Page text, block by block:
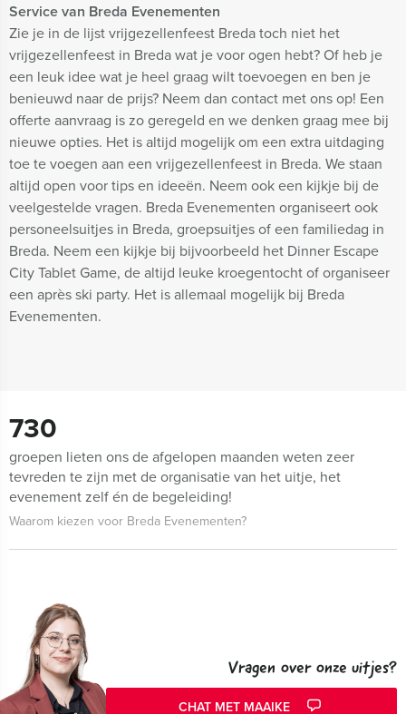
Service van Breda Evenementen
Zie je in de lijst vrijgezellenfeest Breda toch niet het
vrijgezellenfeest in Breda wat je voor ogen hebt? Of heb je
een leuk idee wat je heel graag wilt toevoegen en ben je
benieuwd naar de prijs? Neem dan contact met ons op! Een
offerte aanvraag is zo geregeld en we denken graag mee bij
nieuwe opties. Het is altijd mogelijk om een extra uitdaging
toe te voegen aan een vrijgezellenfeest in Breda. We staan
altijd open voor tips en ideeën. Neem ook een kijkje bij de
veelgestelde vragen. Breda Evenementen organiseert ook
personeelsuitjes in Breda, groepsuitjes of een familiedag in
Breda. Neem een kijkje bij bijvoorbeeld het Dinner Escape
City Tablet Game, de altijd leuke kroegentocht of organiseer
een après ski party. Het is allemaal mogelijk bij Breda
Evenementen.
730
groepen lieten ons de afgelopen maanden weten zeer
tevreden te zijn met de organisatie van het uitje, het
evenement zelf én de begeleiding!
Waarom kiezen voor Breda Evenementen?
Vragen over onze uitjes?
CHAT MET MAAIKE